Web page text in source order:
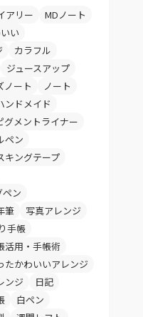
アリー
MDノート
い
カラフル
ジュースアップ
ノート
ノート
ンドメイド
グメントライナー
ペン
キングテープ
ン
筆
写真アレンジ
手帳
活用・手帳術
たかわいいアレンジ
ンジ
日記
白ペン